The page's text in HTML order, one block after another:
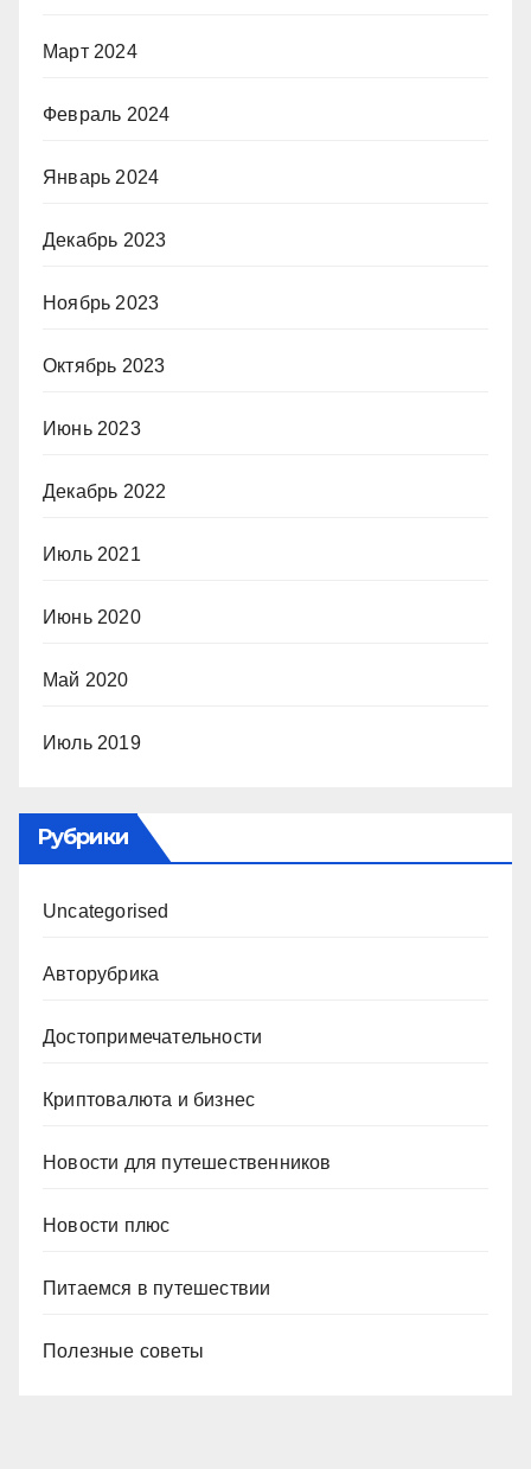
Март 2024
Февраль 2024
Январь 2024
Декабрь 2023
Ноябрь 2023
Октябрь 2023
Июнь 2023
Декабрь 2022
Июль 2021
Июнь 2020
Май 2020
Июль 2019
Рубрики
Uncategorised
Авторубрика
Достопримечательности
Криптовалюта и бизнес
Новости для путешественников
Новости плюс
Питаемся в путешествии
Полезные советы